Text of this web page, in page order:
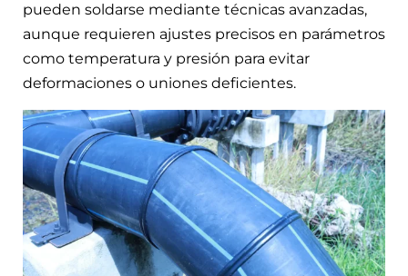
pueden soldarse mediante técnicas avanzadas,
aunque requieren ajustes precisos en parámetros
como temperatura y presión para evitar
deformaciones o uniones deficientes.